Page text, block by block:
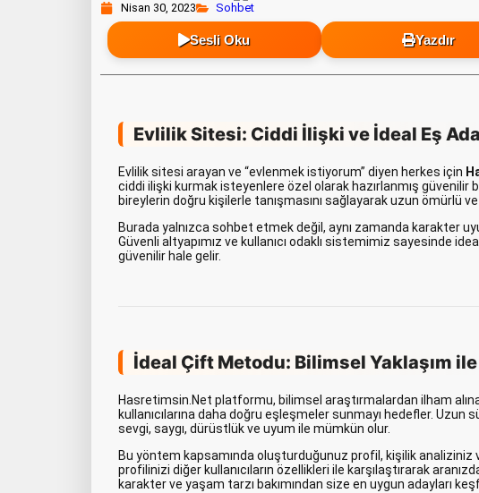
Nisan 30, 2023 Sohbet
Sesli Oku Yazdır
Evlilik Sitesi: Ciddi İlişki ve İdeal Eş
Evlilik sitesi arayan ve “evlenmek istiyorum” diyen herkes için
ciddi ilişki kurmak isteyenlere özel olarak hazırlanmış güvenilir
bireylerin doğru kişilerle tanışmasını sağlayarak uzun ömürlü
Burada yalnızca sohbet etmek değil, aynı zamanda karakter
Güvenli altyapımız ve kullanıcı odaklı sistemimiz sayesinde
güvenilir hale gelir.
İdeal Çift Metodu: Bilimsel Yaklaşım
Hasretimsin.Net platformu, bilimsel araştırmalardan ilham
kullanıcılarına daha doğru eşleşmeler sunmayı hedefler. Uzun
sevgi, saygı, dürüstlük ve uyum ile mümkün olur.
Bu yöntem kapsamında oluşturduğunuz profil, kişilik
profilinizi diğer kullanıcıların özellikleri ile karşılaştırarak
karakter ve yaşam tarzı bakımından size en uygun adayları